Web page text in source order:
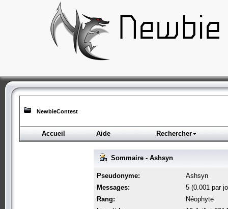
NewbieContest
Accueil Aide Rechercher
Sommaire - Ashsyn
Pseudonyme:
Ashsyn
Messages:
5 (0.001 par
Rang:
Néophyte